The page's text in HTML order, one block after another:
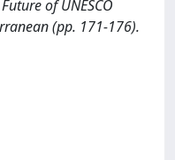
of UNESCO
(pp. 171-176).